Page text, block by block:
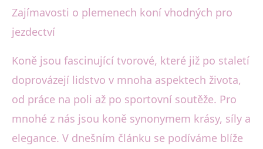
Výcvik a péče o koně
Top plemena koní pro
jezdectví: Od Araba po
Connemaru
21. 2. 2026 · 5 min čtení · Autor: Marek Světlík
Zajímavosti o plemenech koní vhodných pro
jezdectví
Koně jsou fascinující tvorové, které již po staletí
doprovázejí lidstvo v mnoha aspektech života,
od práce na poli až po sportovní soutěže. Pro
mnohé z nás jsou koně synonymem krásy, síly a
elegance. V dnešním článku se podíváme blíže